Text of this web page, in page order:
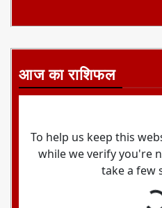
आज का राशिफल